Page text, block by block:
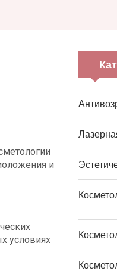
и
условиях